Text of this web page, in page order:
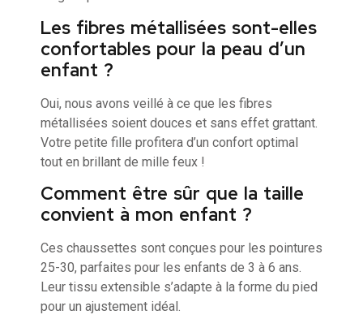
Les fibres métallisées sont-elles
confortables pour la peau d’un
enfant ?
Oui, nous avons veillé à ce que les fibres
métallisées soient douces et sans effet grattant.
Votre petite fille profitera d’un confort optimal
tout en brillant de mille feux !
Comment être sûr que la taille
convient à mon enfant ?
Ces chaussettes sont conçues pour les pointures
25-30, parfaites pour les enfants de 3 à 6 ans.
Leur tissu extensible s’adapte à la forme du pied
pour un ajustement idéal.